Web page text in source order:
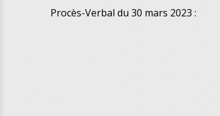
Procès-Verbal du 30 mars 2023 :